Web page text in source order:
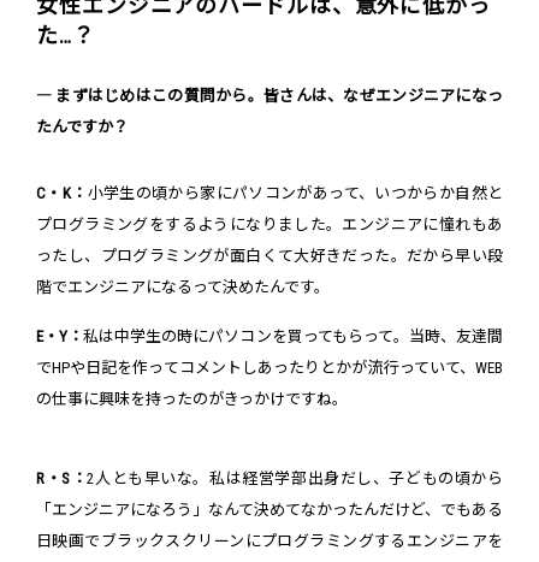
女性エンジニアのハードルは、意外に低かっ
た…？
― まずはじめはこの質問から。皆さんは、なぜエンジニアになっ
たんですか？
C・K： 小学生の頃から家にパソコンがあって、いつからか自然と
プログラミングをするようになりました。エンジニアに憧れもあ
ったし、プログラミングが面白くて大好きだった。だから早い段
階でエンジニアになるって決めたんです。
E・Y：私は中学生の時にパソコンを買ってもらって。当時、友達間
でHPや日記を作ってコメントしあったりとかが流行っていて、WEB
の仕事に興味を持ったのがきっかけですね。
R・S：2人とも早いな。私は経営学部出身だし、子どもの頃から
「エンジニアになろう」なんて決めてなかったんだけど、でもある
日映画でブラックスクリーンにプログラミングするエンジニアを